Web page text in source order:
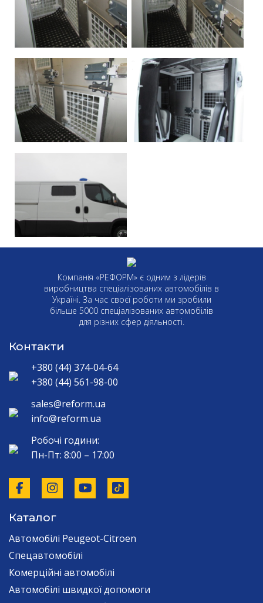
Компанія «РЕФОРМ» є одним з лідерів
виробництва спеціалізованих автомобілів в
Україні. За час своєї роботи ми зробили
більше 5000 спеціалізованих автомобілів
для різних сфер діяльності.
Контакти
+380 (44) 374-04-64
+380 (44) 561-98-00
sales@reform.ua
info@reform.ua
Робочі години:
Пн-Пт: 8:00 – 17:00
Каталог
Автомобілі Peugeot-Citroen
Спецавтомобілі
Комерційні автомобілі
Автомобілі швидкої допомоги